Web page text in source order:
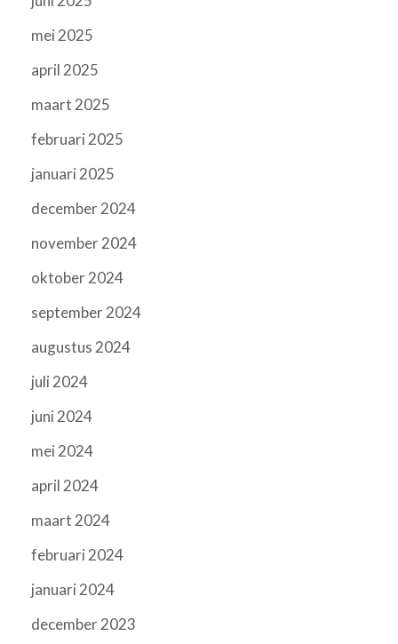
mei 2025
april 2025
maart 2025
februari 2025
januari 2025
december 2024
november 2024
oktober 2024
september 2024
augustus 2024
juli 2024
juni 2024
mei 2024
april 2024
maart 2024
februari 2024
januari 2024
december 2023